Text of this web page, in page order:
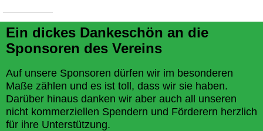
Ein dickes Dankeschön an die
Sponsoren des Vereins
Auf unsere Sponsoren dürfen wir im besonderen
Maße zählen und es ist toll, dass wir sie haben.
Darüber hinaus danken wir aber auch all unseren
nicht kommerziellen Spendern und Förderern herzlich
für ihre Unterstützung.